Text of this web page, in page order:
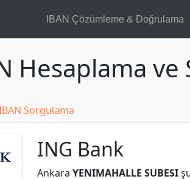
IBAN Çözümleme & Doğrulama
Hesaplama ve
Sorgulama
ING Bank
Ankara YENIMAHALLE SUBESI